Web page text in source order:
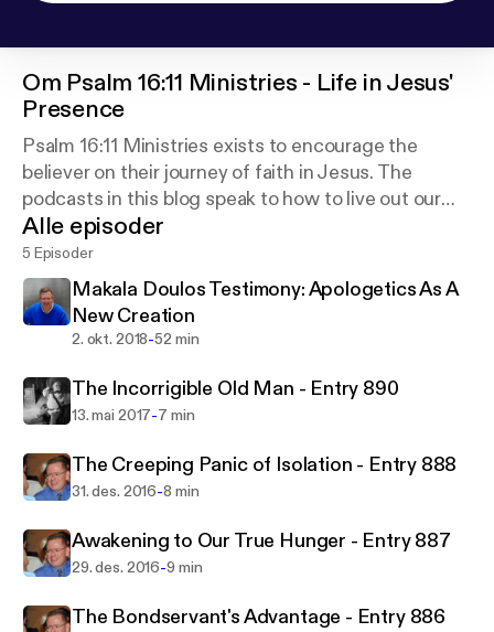
Om Psalm 16:11 Ministries - Life in Jesus'
Presence
Psalm 16:11 Ministries exists to encourage the
believer on their journey of faith in Jesus. The
podcasts in this blog speak to how to live out our
faith, focus on the strength of living in God's
Presence, and experiencing His Love and Grace.
Alle episoder
5 Episoder
Makala Doulos Testimony: Apologetics As A
New Creation
2. okt. 2018-52 min
The Incorrigible Old Man - Entry 890
13. mai 2017-7 min
The Creeping Panic of Isolation - Entry 888
31. des. 2016-8 min
Awakening to Our True Hunger - Entry 887
29. des. 2016-9 min
The Bondservant's Advantage - Entry 886